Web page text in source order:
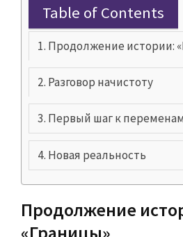
Table of Contents
Продолжение истории:
Разговор начистоту
Первый шаг к
Новая реальность
Продолжение
«Границы»